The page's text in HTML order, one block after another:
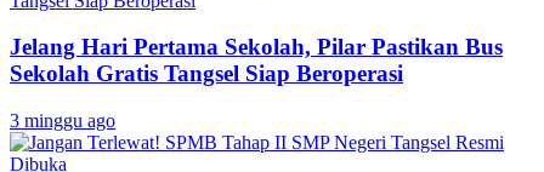
Jelang Hari Pertama Sekolah, Pilar Pastikan Bus
Sekolah Gratis Tangsel Siap Beroperasi
3 minggu ago